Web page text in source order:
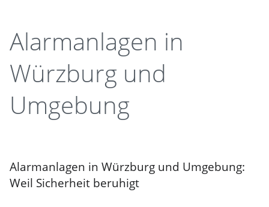
Alarmanlagen in
Würzburg und
Umgebung
Alarmanlagen in Würzburg und Umgebung:
Weil Sicherheit beruhigt